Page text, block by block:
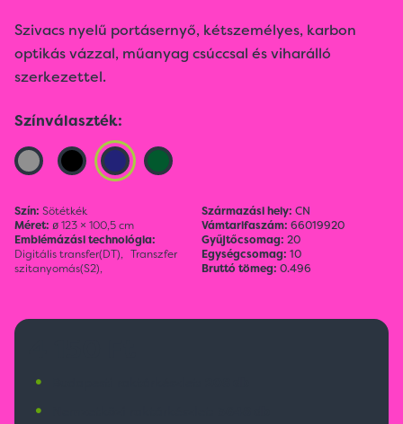
Szivacs nyelű portásernyő, kétszemélyes, karbon
optikás vázzal, műanyag csúccsal és viharálló
szerkezettel.
Színválaszték:
Szín: Sötétkék
Méret: ø 123 × 100,5 cm
Emblémázási technológia:
Digitális transfer(DT), Transzfer
szitanyomás(S2),
Származási hely: CN
Vámtarifaszám: 66019920
Gyűjtőcsomag: 20
Egységcsomag: 10
Bruttó tömeg: 0.496
•
•